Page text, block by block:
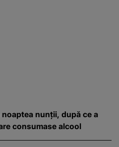
nunții, după ce a
consumase alcool